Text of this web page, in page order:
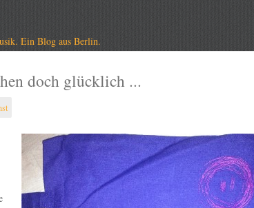
Ein Blog aus Berlin.
doch glücklich ...